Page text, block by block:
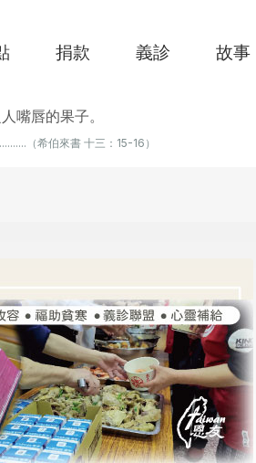
捐款 義診 故事
嘴唇的果子。
（希伯來書 十三：15-16）